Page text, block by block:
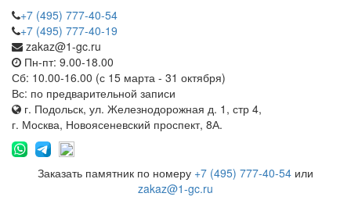
+7 (495) 777-40-54
+7 (495) 777-40-19
zakaz@1-gc.ru
Пн-пт: 9.00-18.00
Сб: 10.00-16.00 (с 15 марта - 31 октября)
Вс: по предварительной записи
г. Подольск, ул. Железнодорожная д. 1, стр 4,
г. Москва, Новоясеневский проспект, 8А.
Заказать памятник по номеру +7 (495) 777-40-54 или
zakaz@1-gc.ru